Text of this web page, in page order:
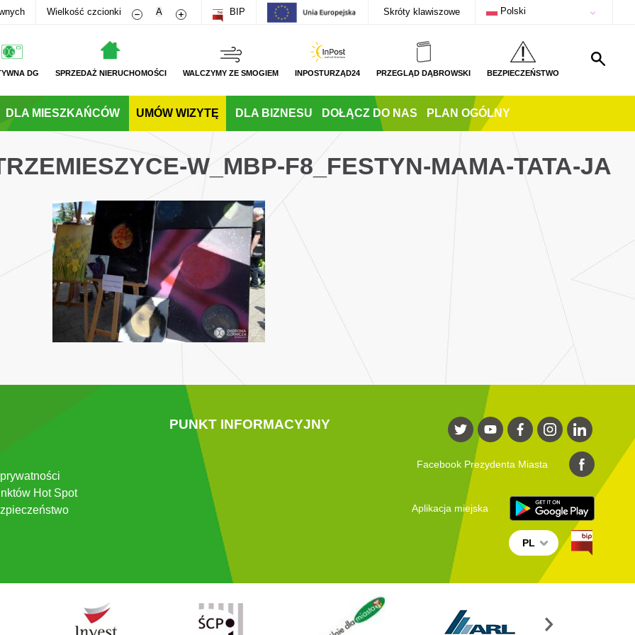
Wielkość czcionki Zmniejsz rozmiar czcionki
A Zwiększ rozmiar czcionki
BIP Skróty klawiszowe Polski
DG SPRZEDAŻ NIERUCHOMOŚCI WALCZYMY ZE SMOGIEM INPOSTURZĄD24 PRZEGLĄD DĄBROWSKI BEZPIECZEŃSTWO
DLA MIESZKAŃCÓW UMÓW WIZYTĘ DLA BIZNESU DOŁĄCZ DO NAS PLAN OGÓLNY
W_MBP-F8_FESTYN-MAMA-TATA-JA
Hot Spot
PUNKT INFORMACYJNY
Facebook Prezydenta Miasta
Aplikacja miejska
PL